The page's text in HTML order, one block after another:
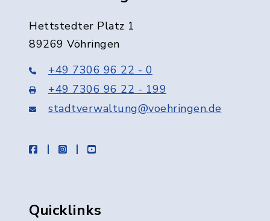
Hettstedter Platz 1
89269 Vöhringen
+49 7306 96 22 - 0
+49 7306 96 22 - 199
stadtverwaltung@voehringen.de
facebookinstagramyoutube
Quicklinks